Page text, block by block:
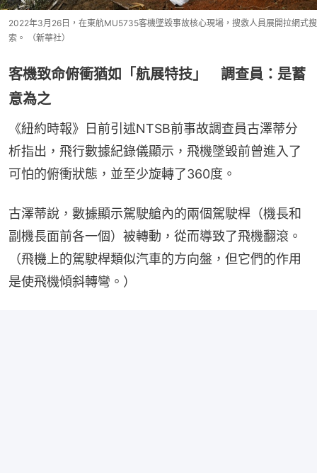
2022年3月26日，在東航MU5735客機墜毀事故核心現場，搜救人員展開拉網式搜
索。 （新華社）
客機致命俯衝猶如「航展特技」 調查員：是蓄
意為之
《紐約時報》日前引述NTSB前事故調查員古澤蒂分
析指出，飛行數據紀錄儀顯示，飛機墜毀前曾進入了
可怕的俯衝狀態，並至少旋轉了360度。
古澤蒂說，數據顯示駕駛艙內的兩個駕駛桿（機長和
副機長面前各一個）被轉動，從而導致了飛機翻滾。
（飛機上的駕駛桿類似汽車的方向盤，但它們的作用
是使飛機傾斜轉彎。）